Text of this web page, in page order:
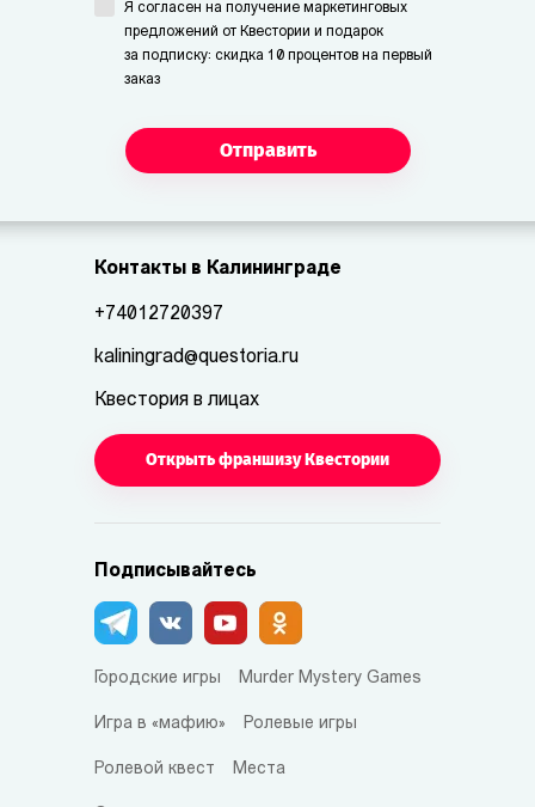
Я согласен на получение маркетинговых
предложений от Квестории и подарок
за подписку: скидка 10 процентов на первый
заказ
Отправить
Контакты в Калининграде
+74012720397
kaliningrad@questoria.ru
Квестория в лицах
Открыть франшизу Квестории
Подписывайтесь
Городские игры Murder Mystery Games
Игра в «мафию» Ролевые игры
Ролевой квест Места